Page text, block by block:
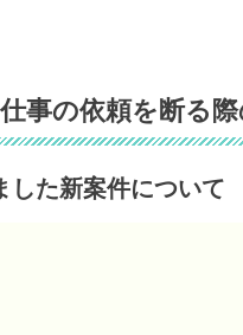
事の依頼を断る
した新案件について